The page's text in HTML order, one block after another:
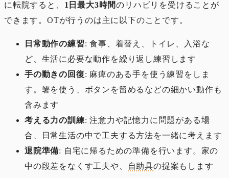
に転院すると、 1日最大3時間のリハビリを受けることが
できます。OTが行うのは主に以下のことです。
日常動作の練習: 食事、着替え、トイレ、入浴な
ど、生活に必要な動作を繰り返し練習します
手の動きの回復: 麻痺のある手を使う練習をしま
す。箸を使う、ボタンを留めるなどの細かい動作も
含みます
考える力の訓練: 注意力や記憶力に問題がある場
合、日常生活の中で工夫する方法を一緒に考えます
退院準備: 自宅に帰るための準備を行います。家の
中の段差をなくす工夫や、
自助具の提案もします